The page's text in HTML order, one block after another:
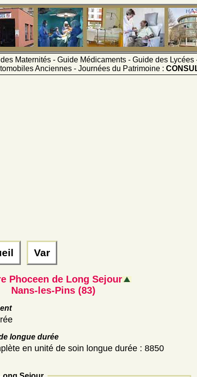
Maternités - Guide Médicaments - Guide des Lycées
Anciennes - Journées du Patrimoine :
Var
Phoceen de Long Sejour
Nans-les-Pins (83)
longue durée
en unité de soin longue durée : 8850